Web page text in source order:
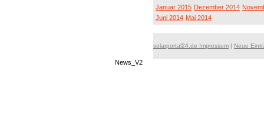
Januar 2015 Dezember 2014
Juni 2014 Mai 2014
solarportal24.de Impressum | Neue
News_V2